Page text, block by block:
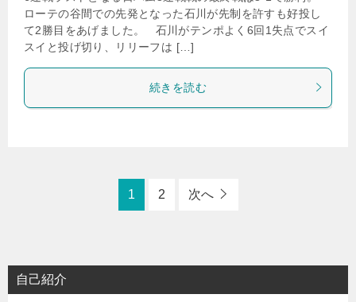
ローテの谷間での先発となった石川が先制を許すも好投し
て2勝目をあげました。 石川がテンポよく6回1失点でスイ
スイと投げ切り、リリーフは […]
続きを読む
1 2 次へ
自己紹介